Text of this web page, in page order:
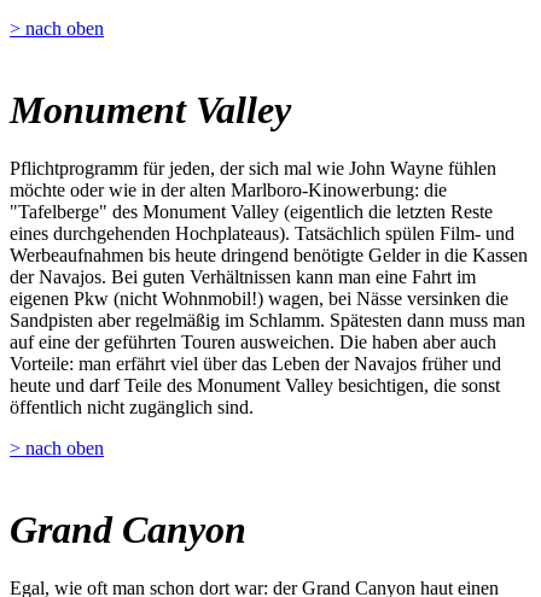
> nach oben
Monument Valley
Pflichtprogramm für jeden, der sich mal wie John Wayne fühlen
möchte oder wie in der alten Marlboro-Kinowerbung: die
"Tafelberge" des Monument Valley (eigentlich die letzten Reste
eines durchgehenden Hochplateaus). Tatsächlich spülen Film- und
Werbeaufnahmen bis heute dringend benötigte Gelder in die Kassen
der Navajos. Bei guten Verhältnissen kann man eine Fahrt im
eigenen Pkw (nicht Wohnmobil!) wagen, bei Nässe versinken die
Sandpisten aber regelmäßig im Schlamm. Spätesten dann muss man
auf eine der geführten Touren ausweichen. Die haben aber auch
Vorteile: man erfährt viel über das Leben der Navajos früher und
heute und darf Teile des Monument Valley besichtigen, die sonst
öffentlich nicht zugänglich sind.
> nach oben
Grand Canyon
Egal, wie oft man schon dort war: der Grand Canyon haut einen